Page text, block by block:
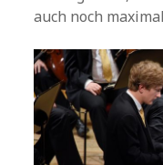
auch noch